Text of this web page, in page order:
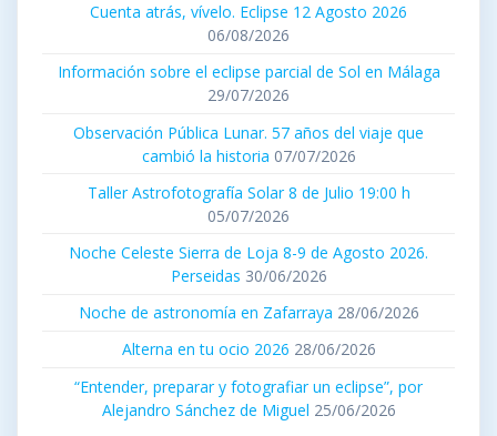
Cuenta atrás, vívelo. Eclipse 12 Agosto 2026
06/08/2026
Información sobre el eclipse parcial de Sol en Málaga
29/07/2026
Observación Pública Lunar. 57 años del viaje que
cambió la historia 07/07/2026
Taller Astrofotografía Solar 8 de Julio 19:00 h
05/07/2026
Noche Celeste Sierra de Loja 8-9 de Agosto 2026.
Perseidas 30/06/2026
Noche de astronomía en Zafarraya 28/06/2026
Alterna en tu ocio 2026 28/06/2026
“Entender, preparar y fotografiar un eclipse”, por
Alejandro Sánchez de Miguel 25/06/2026